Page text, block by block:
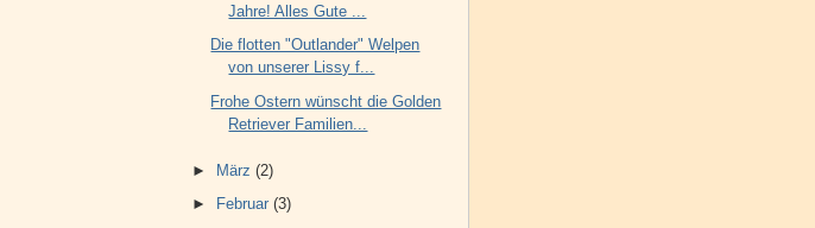
Jahre! Alles Gute ...
Die flotten "Outlander" Welpen
von unserer Lissy f...
Frohe Ostern wünscht die Golden
Retriever Familien...
► März (2)
►
Februar (3)